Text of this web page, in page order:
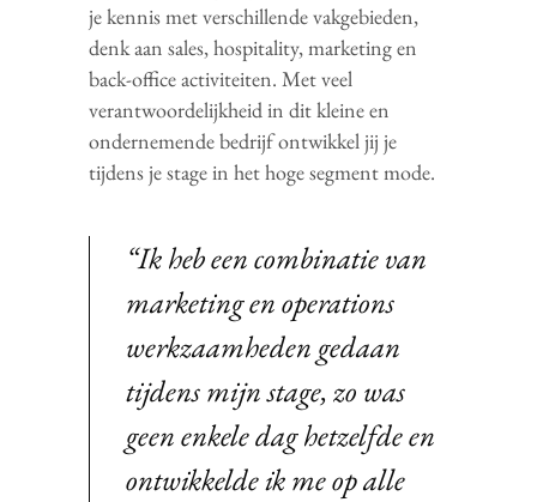
je kennis met verschillende vakgebieden,
denk aan sales, hospitality, marketing en
back-office activiteiten. Met veel
verantwoordelijkheid in dit kleine en
ondernemende bedrijf ontwikkel jij je
tijdens je stage in het hoge segment mode.
“Ik heb een combinatie van
marketing en operations
werkzaamheden gedaan
tijdens mijn stage, zo was
geen enkele dag hetzelfde en
ontwikkelde ik me op alle